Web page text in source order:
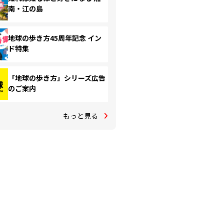
南・江の島
地球の歩き方45周年記念 イン
ド特集
「地球の歩き方」シリーズ広告
のご案内
もっと見る